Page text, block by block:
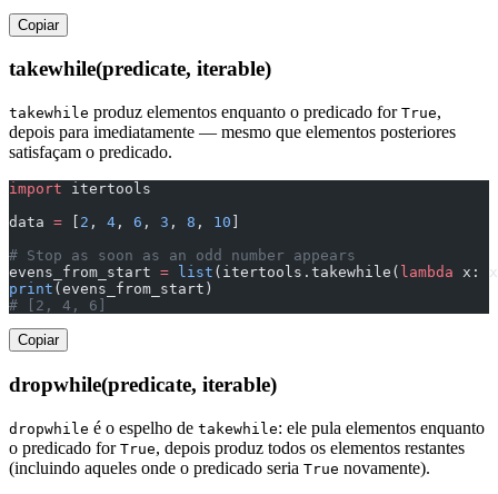
Copiar
takewhile(predicate, iterable)
takewhile produz elementos enquanto o predicado for True,
depois para imediatamente — mesmo que elementos posteriores
satisfaçam o predicado.
import itertools
data = 2 , 4 , 6 , 3 , 8 , 10
# Stop as soon as an odd number appears
evens_from_start = list (itertools.takewhile( lambda x:
print (evens_from_start)
# [2, 4, 6]
Copiar
dropwhile(predicate, iterable)
dropwhile é o espelho de takewhile: ele pula elementos enquanto
o predicado for True, depois produz todos os elementos restantes
(incluindo aqueles onde o predicado seria True novamente).